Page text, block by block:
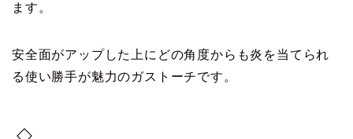
ます。
安全面がアップした上にどの角度からも炎を当てられ
る使い勝手が魅力のガストーチです。